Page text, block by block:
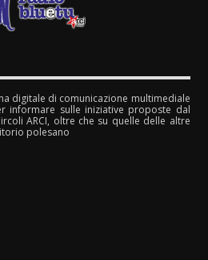
digitale di comunicazione multimediale
informare sulle iniziative proposte dal
ARCI, oltre che su quelle delle altre
polesano